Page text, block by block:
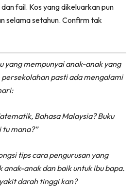
fail. Kos yang dikeluarkan pun
selama setahun. Confirm tak
yang mempunyai anak-anak yang
pasti ada mengalami
Bahasa Malaysia? Buku
tu mana?”
tips cara pengurusan yang
anak-anak dan baik untuk ibu bapa.
darah tinggi kan?